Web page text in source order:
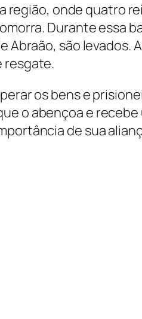
região, onde quatro
Durante essa
são levados.
resgate.
os bens e
o abençoa e
de sua